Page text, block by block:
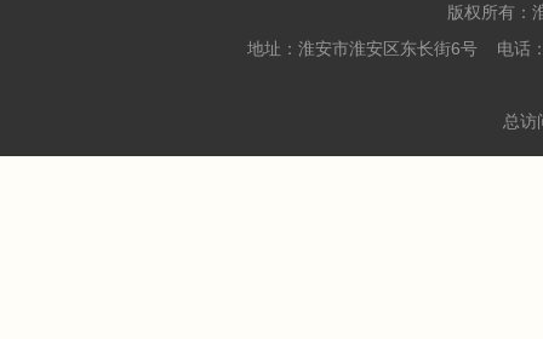
版权所有：
地址：淮安市淮安区东长街6号 电话
总